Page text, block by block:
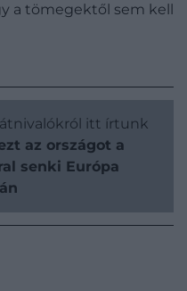
a tömegektől sem kell
itt írtunk
az országot a
senki Európa